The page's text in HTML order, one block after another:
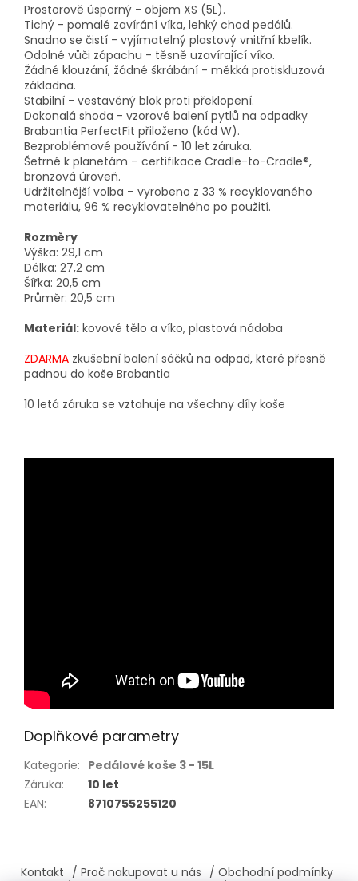
Prostorově úsporný - objem XS (5L).
Tichý - pomalé zavírání víka, lehký chod pedálů.
Snadno se čistí - vyjímatelný plastový vnitřní kbelík.
Odolné vůči zápachu - těsně uzavírající víko.
Žádné klouzání, žádné škrábání - měkká protiskluzová
základna.
Stabilní - vestavěný blok proti překlopení.
Dokonalá shoda - vzorové balení pytlů na odpadky
Brabantia PerfectFit přiloženo (kód W).
Bezproblémové používání - 10 let záruka.
Šetrné k planetám – certifikace Cradle-to-Cradle®,
bronzová úroveň.
Udržitelnější volba – vyrobeno z 33 % recyklovaného
materiálu, 96 % recyklovatelného po použití.
Rozměry
Výška: 29,1 cm
Délka: 27,2 cm
Šířka: 20,5 cm
Průměr: 20,5 cm
Materiál: kovové tělo a víko, plastová nádoba
ZDARMA zkušební balení sáčků na odpad, které přesně
padnou do koše Brabantia
10 letá záruka se vztahuje na všechny díly koše
Doplňkové parametry
Kategorie: Pedálové koše 3 - 15L
Záruka:
10 let
EAN: 8710755255120
Kontakt / Proč nakupovat u nás / Obchodní podmínky